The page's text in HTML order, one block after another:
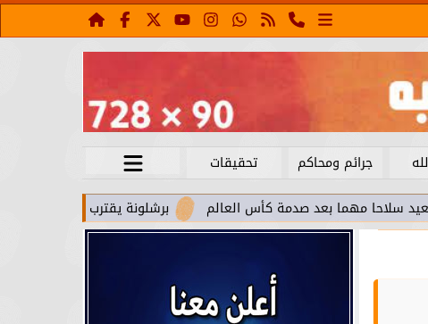
جرائم ومحاكم
تحقيقات
برشلونة يقترب من استعادة جواو كانسيلو
بعد صدمة كأس العالم